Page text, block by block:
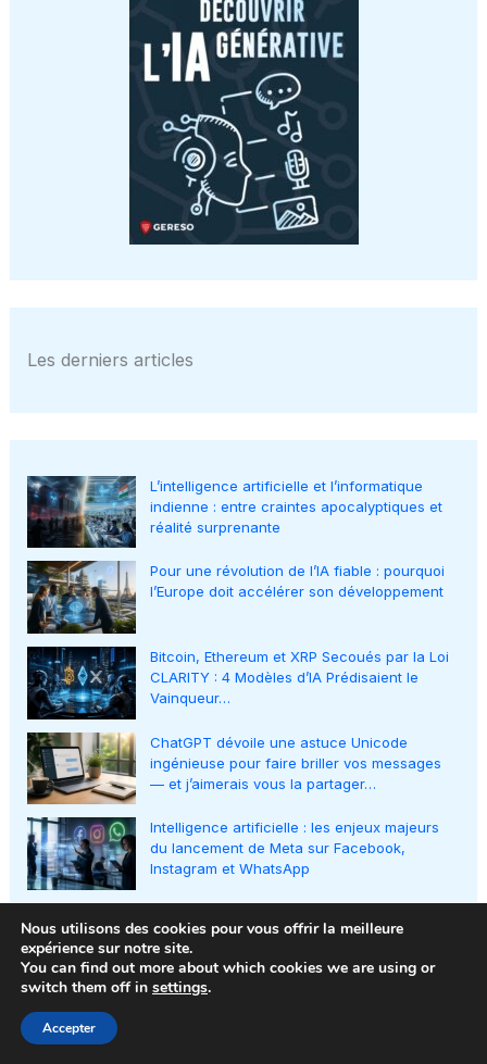
Les derniers articles
L’intelligence artificielle et l’informatique
indienne : entre craintes apocalyptiques et
réalité surprenante
Pour une révolution de l’IA fiable : pourquoi
l’Europe doit accélérer son développement
Bitcoin, Ethereum et XRP Secoués par la Loi
CLARITY : 4 Modèles d’IA Prédisaient le
Vainqueur…
ChatGPT dévoile une astuce Unicode
ingénieuse pour faire briller vos messages
— et j’aimerais vous la partager…
Intelligence artificielle : les enjeux majeurs
du lancement de Meta sur Facebook,
Instagram et WhatsApp
Nous utilisons des cookies pour vous offrir la meilleure
expérience sur notre site.
You can find out more about which cookies we are using or
switch them off in settings.
Accepter